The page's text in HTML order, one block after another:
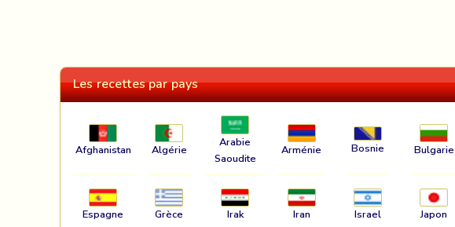
Les recettes par pays
Afghanistan Algérie
Arabie
Saoudite
Arménie Bosnie Bulgarie
Espagne Grèce Irak Iran Israel Japon